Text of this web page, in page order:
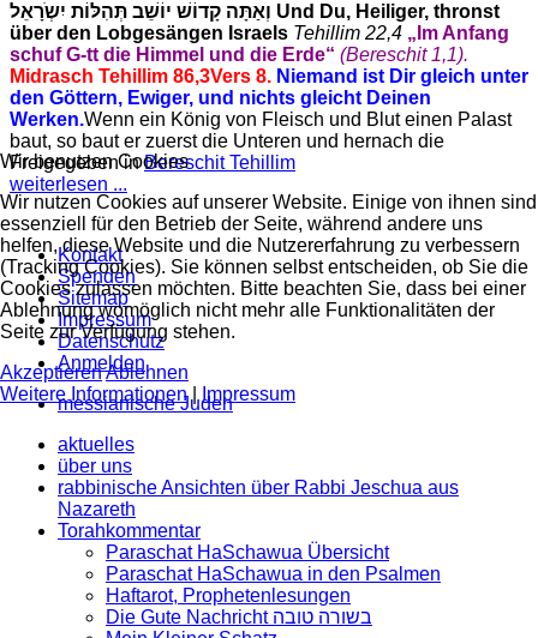
וְאַתָּה קָדוֹשׁ יוֹשֵׁב תְּהִלּוֹת יִשְֹרָאֵל Und Du, Heiliger, thronst
über den Lobgesängen Israels Tehillim 22,4 „Im Anfang
schuf G-tt die Himmel und die Erde“ (Bereschit 1,1).
Midrasch Tehillim 86,3Vers 8. Niemand ist Dir gleich unter
den Göttern, Ewiger, und nichts gleicht Deinen
Werken.Wenn ein König von Fleisch und Blut einen Palast
baut, so baut er zuerst die Unteren und hernach die
Freigegeben in Bereschit Tehillim
weiterlesen ...
Kontakt
Spenden
Sitemap
Impressum
Datenschutz
Anmelden
messianische Juden
aktuelles
über uns
rabbinische Ansichten über Rabbi Jeschua aus
Nazareth
Torahkommentar
Paraschat HaSchawua Übersicht
Paraschat HaSchawua in den Psalmen
Haftarot, Prophetenlesungen
Die Gute Nachricht בשורה טובה
Wir benutzen Cookies
Wir nutzen Cookies auf unserer Website. Einige von ihnen sind
essenziell für den Betrieb der Seite, während andere uns
helfen, diese Website und die Nutzererfahrung zu verbessern
(Tracking Cookies). Sie können selbst entscheiden, ob Sie die
Cookies zulassen möchten. Bitte beachten Sie, dass bei einer
Ablehnung womöglich nicht mehr alle Funktionalitäten der
Seite zur Verfügung stehen.
AkzeptierenAblehnen
Weitere Informationen| Impressum